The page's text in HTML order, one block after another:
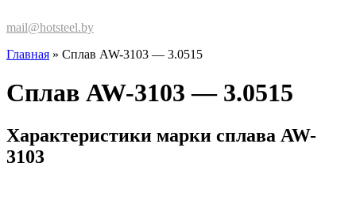
mail@hotsteel.by
Главная » Сплав AW-3103 — 3.0515
Сплав AW-3103 — 3.0515
Характеристики марки сплава AW-
3103